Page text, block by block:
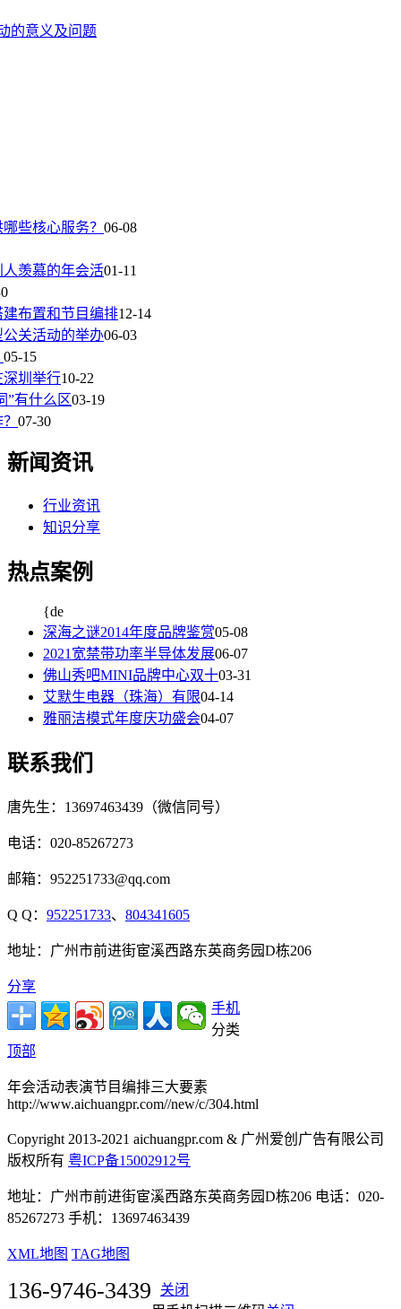
的意义及问题
些核心服务？ 06-08
羡慕的年会活01-11
布置和节目编排12-14
关活动的举办06-03
05-15
深圳举行10-22
”有什么区03-19
07-30
新闻资讯
行业资讯
知识分享
热点案例
{de
深海之谜2014年度品牌鉴赏05-08
2021宽禁带功率半导体发展06-07
佛山秀吧MINI品牌中心双十03-31
艾默生电器（珠海）有限04-14
雅丽洁模式年度庆功盛会04-07
联系我们
唐先生：13697463439（微信同号）
电话：020-85267273
邮箱：952251733@qq.com
Q Q： 952251733、 804341605
地址：广州市前进街宦溪西路东英商务园D栋206
分享
手机
分类
顶部
年会活动表演节目编排三大要素
http://www.aichuangpr.com//new/c/304.html
Copyright 2013-2021 aichuangpr.com & 广州爱创广告有限公司
版权所有 粤ICP备15002912号
地址：广州市前进街宦溪西路东英商务园D栋206 电话：020-
85267273 手机：13697463439
XML地图 TAG地图
136-9746-3439
关闭